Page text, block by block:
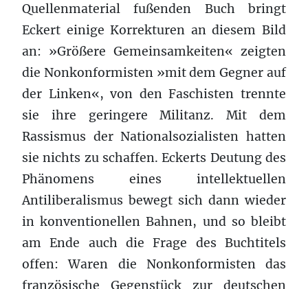
Quellenmaterial fußenden Buch bringt
Eckert einige Korrekturen an diesem Bild
an: »Größere Gemeinsamkeiten« zeigten
die Nonkonformisten »mit dem Gegner auf
der Linken«, von den Faschisten trennte
sie ihre geringere Militanz. Mit dem
Rassismus der Nationalsozialisten hatten
sie nichts zu schaffen. Eckerts Deutung des
Phänomens eines intellektuellen
Antiliberalismus bewegt sich dann wieder
in konventionellen Bahnen, und so bleibt
am Ende auch die Frage des Buchtitels
offen: Waren die Nonkonformisten das
französische Gegenstück zur deutschen